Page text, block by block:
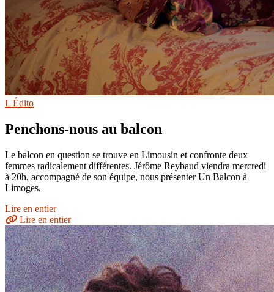
L'Édito
Penchons-nous au balcon
Le balcon en question se trouve en Limousin et confronte deux
femmes radicalement différentes. Jérôme Reybaud viendra mercredi
à 20h, accompagné de son équipe, nous présenter Un Balcon à
Limoges,
Lire en entier
Lire en entier